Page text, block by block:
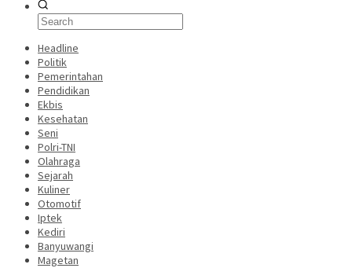
Headline
Politik
Pemerintahan
Pendidikan
Ekbis
Kesehatan
Seni
Polri-TNI
Olahraga
Sejarah
Kuliner
Otomotif
Iptek
Kediri
Banyuwangi
Magetan